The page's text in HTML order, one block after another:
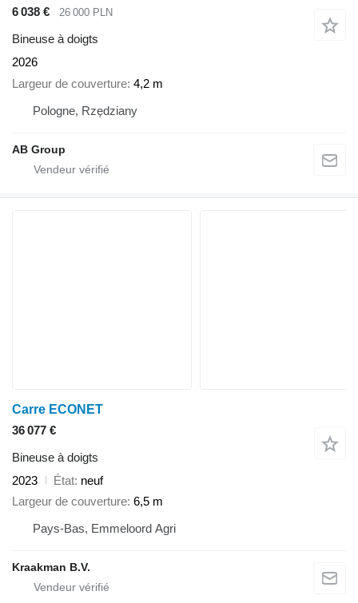
6 038 €
26 000 PLN
Bineuse à doigts
2026
Largeur de couverture 4,2 m
Pologne, Rzędziany
AB Group
Carre ECONET
36 077 €
Bineuse à doigts
2023
État neuf
Largeur de couverture 6,5 m
Pays-Bas, Emmeloord Agri
Kraakman B.V.